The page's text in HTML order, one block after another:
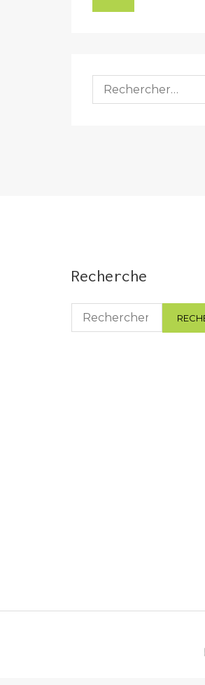
Rechercher :
Recherche
Rechercher :